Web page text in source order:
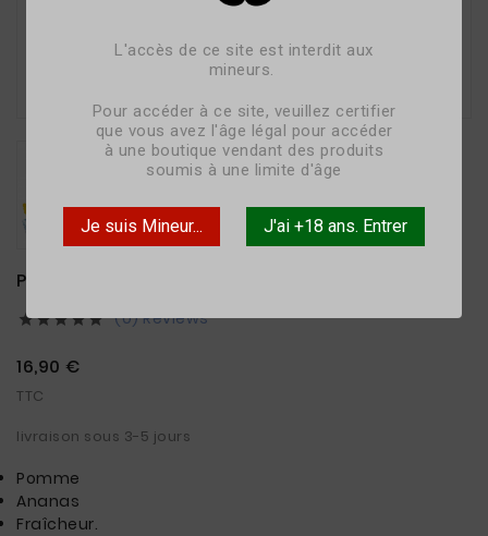
L'accès de ce site est interdit aux
mineurs.
Pour accéder à ce site, veuillez certifier
que vous avez l'âge légal pour accéder
à une boutique vendant des produits
soumis à une limite d'âge
Je suis Mineur... J'ai +18 ans. Entrer
POMME ANANAS ICE - 50ML - DEVIL SQUIZ
 (0) Reviews
16,90 €
TTC
livraison sous 3-5 jours
Pomme
Ananas
Fraîcheur.